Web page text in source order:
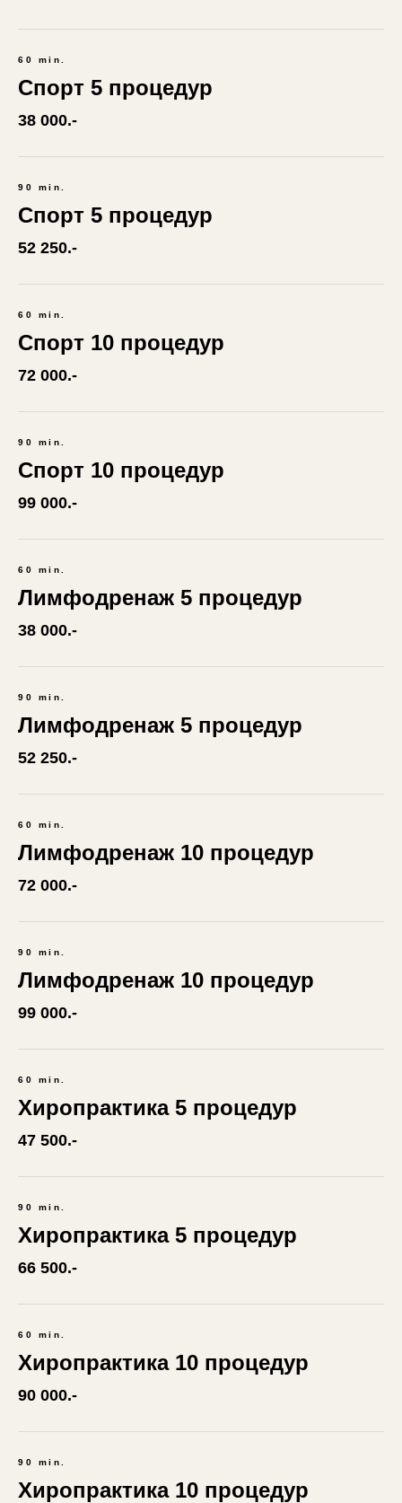
60 min.
Спорт 5 процедур
38 000.-
90 min.
Спорт 5 процедур
52 250.-
60 min.
Спорт 10 процедур
72 000.-
90 min.
Спорт 10 процедур
99 000.-
60 min.
Лимфодренаж 5 процедур
38 000.-
90 min.
Лимфодренаж 5 процедур
52 250.-
60 min.
Лимфодренаж 10 процедур
72 000.-
90 min.
Лимфодренаж 10 процедур
99 000.-
60 min.
Хиропрактика 5 процедур
47 500.-
90 min.
Хиропрактика 5 процедур
66 500.-
60 min.
Хиропрактика 10 процедур
90 000.-
90 min.
Хиропрактика 10 процедур